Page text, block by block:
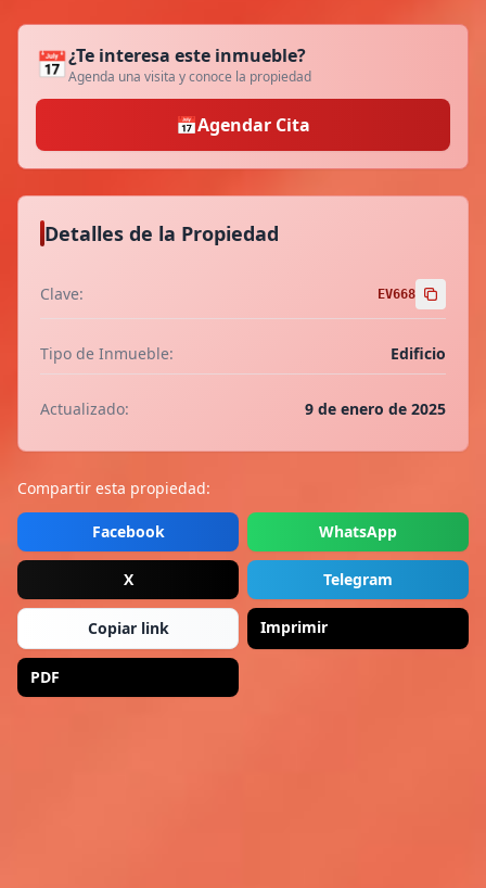
📅¿Te interesa este inmueble?
Agenda una visita y conoce la propiedad
📅Agendar Cita
Detalles de la Propiedad
Clave: EV668
Tipo de Inmueble: Edificio
Actualizado: 9 de enero de 2025
Compartir esta propiedad:
Facebook WhatsApp
X Telegram
Copiar link Imprimir
PDF